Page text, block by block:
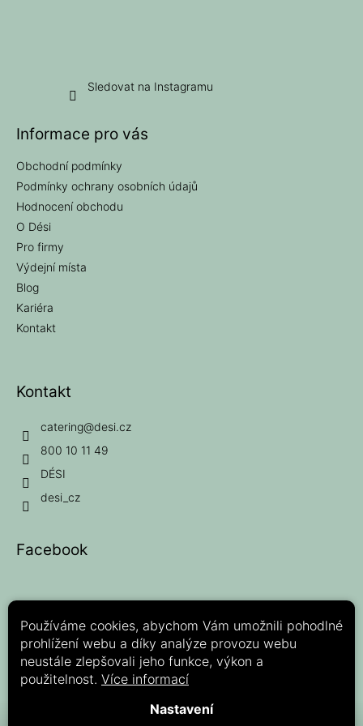
Používáme cookies, abychom Vám umožnili pohodlné
prohlížení webu a díky analýze provozu webu
neustále zlepšovali jeho funkce, výkon a
použitelnost. Více informací
Nastavení
Sledovat na Instagramu
Informace pro vás
Obchodní podmínky
Podmínky ochrany osobních údajů
Hodnocení obchodu
O Dési
Pro firmy
Výdejní místa
Blog
Kariéra
Kontakt
Kontakt
catering@desi.cz
800 10 11 49
DÉSI
desi_cz
Facebook
Možnosti platby: